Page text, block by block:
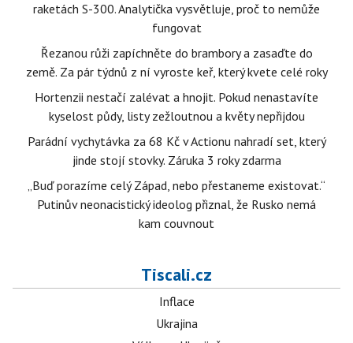
raketách S-300. Analytička vysvětluje, proč to nemůže
fungovat
Řezanou růži zapíchněte do brambory a zasaďte do
země. Za pár týdnů z ní vyroste keř, který kvete celé roky
Hortenzii nestačí zalévat a hnojit. Pokud nenastavíte
kyselost půdy, listy zežloutnou a květy nepřijdou
Parádní vychytávka za 68 Kč v Actionu nahradí set, který
jinde stojí stovky. Záruka 3 roky zdarma
„Buď porazíme celý Západ, nebo přestaneme existovat.“
Putinův neonacistický ideolog přiznal, že Rusko nemá
kam couvnout
Tiscali.cz
Inflace
Ukrajina